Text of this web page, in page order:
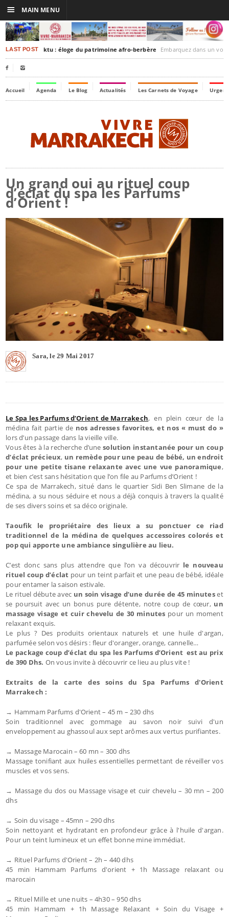
LAST POSTTimbuktu : éloge du patrimoine afro-berbère Embarquez dans un voyage culturel dans le
 
Accueil Agenda Le Blog Actualités Les Carnets de Voyage
Un grand oui au rituel coup
d’éclat du spa les Parfums
d’Orient !
Sara, le 29 Mai 2017
Le Spa les Parfums d’Orient de Marrakech, en plein cœur de la
médina fait partie de nos adresses favorites, et nos « must do »
lors d’un passage dans la vieille ville.
Vous êtes à la recherche d’unesolution instantanée pour un coup
d’éclat précieux, un remède pour une peau de bébé, un endroit
pour une petite tisane relaxante avec une vue panoramique,
et bien c’est sans hésitation que l’on file au Parfums d’Orient !
Ce spa de Marrakech, situé dans le quartier Sidi Ben Slimane de la
médina, a su nous séduire et nous a déjà conquis à travers la qualité
de ses divers soins et sa déco originale.
Taoufik le propriétaire des lieux a su ponctuer ce riad
traditionnel de la médina de quelques accessoires colorés et
pop qui apporte une ambiance singulière au lieu.
C’est donc sans plus attendre que l’on va découvrir le nouveau
rituel coup d’éclat pour un teint parfait et une peau de bébé, idéale
pour entamer la saison estivale.
Le rituel débute avec un soin visage d’une durée de 45 minuteset
se poursuit avec un bonus pure détente, notre coup de cœur, un
massage visage et cuir chevelu de 30 minutes pour un moment
relaxant exquis.
Le plus ? Des produits orientaux naturels et une huile d'argan,
parfumée selon vos désirs : fleur d'oranger, orange, cannelle…
Le package coup d’éclat du spa les Parfums d’Orient est au prix
de 390 Dhs. On vous invite à découvrir ce lieu au plus vite !
Extraits de la carte des soins du Spa Parfums d'Orient
Marrakech :
→ Hammam Parfums d'Orient – 45 m – 230 dhs
Soin traditionnel avec gommage au savon noir suivi d'un
enveloppement au ghassoul aux sept arômes aux vertus purifiantes.
→ Massage Marocain – 60 mn – 300 dhs
Massage tonifiant aux huiles essentielles permettant de réveiller vos
muscles et vos sens.
→ Massage du dos ou Massage visage et cuir chevelu – 30 mn – 200
dhs
→ Soin du visage – 45mn – 290 dhs
Soin nettoyant et hydratant en profondeur grâce à l'huile d'argan.
Pour un teint lumineux et un effet bonne mine immédiat.
→ Rituel Parfums d'Orient – 2h – 440 dhs
45 min Hammam Parfums d'orient + 1h Massage relaxant ou
marocain
→ Rituel Mille et une nuits – 4h30 – 950 dhs
45 min Hammam + 1h Massage Relaxant + Soin du Visage +
☰ MAIN MENU